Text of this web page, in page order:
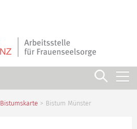
Bistumskarte Bistum Münster